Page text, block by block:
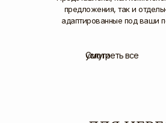
предложения, так и
адаптированные под ваши
Смотреть все услуги